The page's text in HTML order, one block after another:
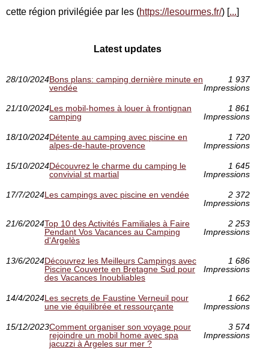
cette région privilégiée par les (https://lesourmes.fr/) [...]
Latest updates
28/10/2024Bons plans: camping dernière minute en
vendée
1 937
Impressions
21/10/2024Les mobil-homes à louer à frontignan
camping
1 861
Impressions
18/10/2024Détente au camping avec piscine en
alpes-de-haute-provence
1 720
Impressions
15/10/2024Découvrez le charme du camping le
convivial st martial
1 645
Impressions
17/7/2024Les campings avec piscine en vendée
2 372
Impressions
21/6/2024Top 10 des Activités Familiales à Faire
Pendant Vos Vacances au Camping
d'Argelès
2 253
Impressions
13/6/2024Découvrez les Meilleurs Campings avec
Piscine Couverte en Bretagne Sud pour
des Vacances Inoubliables
1 686
Impressions
14/4/2024Les secrets de Faustine Verneuil pour
une vie équilibrée et ressourçante
1 662
Impressions
15/12/2023Comment organiser son voyage pour
rejoindre un mobil home avec spa
jacuzzi à Argeles sur mer ?
3 574
Impressions